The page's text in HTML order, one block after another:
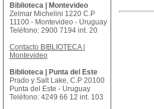
Biblioteca | Montevideo
Zelmar Michelini 1220 C.P
11100 - Montevideo - Uruguay
Teléfono: 2900 7194 int. 20
Contacto BIBLIOTECA |
Montevideo
Biblioteca | Punta del Este
Prado y Salt Lake, C.P 20100
Punta del Este - Uruguay
Teléfono: 4249 66 12 int. 103